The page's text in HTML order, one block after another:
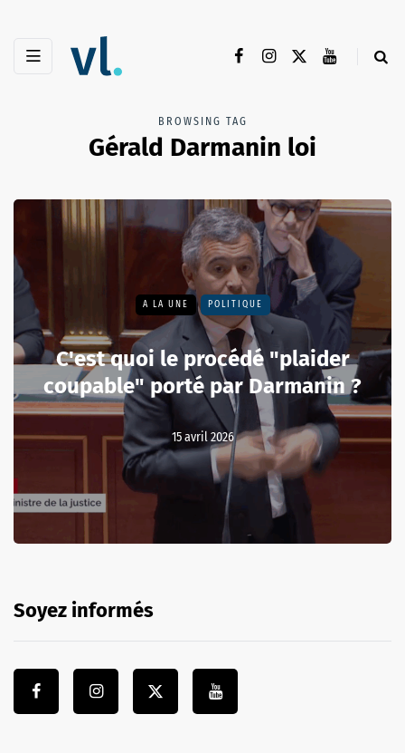
BROWSING TAG
Gérald Darmanin loi
A LA UNE POLITIQUE
C'est quoi le procédé "plaider
coupable" porté par Darmanin ?
15 avril 2026
Soyez informés